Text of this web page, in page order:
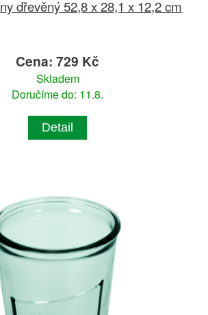
dřevěný 52,8 x 28,1 x 12,2 cm
Cena: 729 Kč
Skladem
Doručíme do: 11.8.
Detail